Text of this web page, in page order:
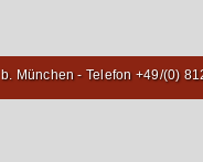
München - Telefon +49/(0)